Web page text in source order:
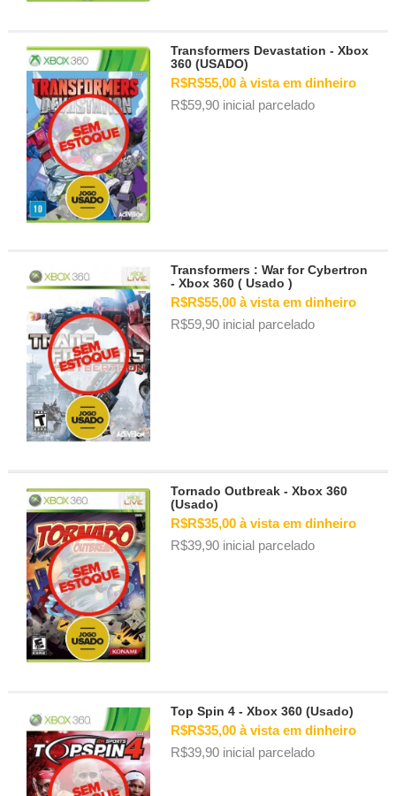
Transformers Devastation - Xbox
360 (USADO)
R$R$55,00 à vista em dinheiro
R$59,90 inicial parcelado
Transformers : War for Cybertron
- Xbox 360 ( Usado )
R$R$55,00 à vista em dinheiro
R$59,90 inicial parcelado
Tornado Outbreak - Xbox 360
(Usado)
R$R$35,00 à vista em dinheiro
R$39,90 inicial parcelado
Top Spin 4 - Xbox 360 (Usado)
R$R$35,00 à vista em dinheiro
R$39,90 inicial parcelado